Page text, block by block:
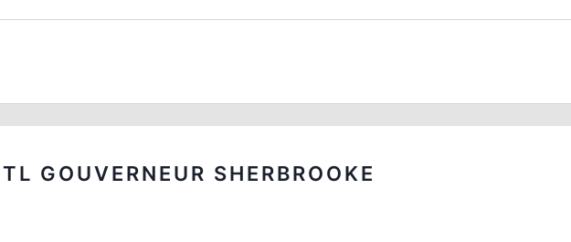
GOUVERNEUR SHERBROOKE